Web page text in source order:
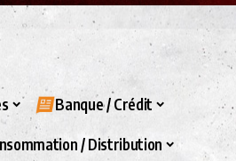
Banque / Crédit
/ Distribution